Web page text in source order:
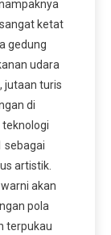
ketat
gedung
udara
, jutaan turis
di
teknologi
sebagai
artistik.
akan
pola
terpukau